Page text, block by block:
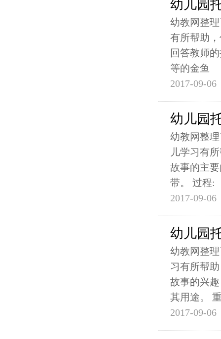
幼儿园
幼教网整
有所帮助
回答教师
等的金鱼
2017-09-06
幼儿园
幼教网整
儿学习有
故事的主
带。 过程:
2017-09-06
幼儿园
幼教网整
习有所帮
故事的兴
其用途。
2017-09-06